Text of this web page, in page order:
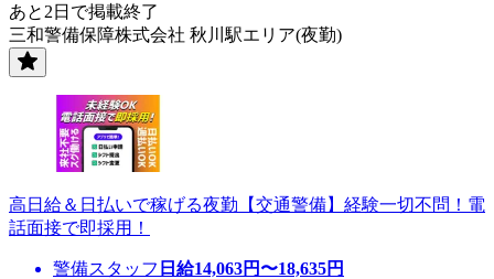
あと2日で掲載終了
三和警備保障株式会社 秋川駅エリア(夜勤)
高日給＆日払いで稼げる夜勤【交通警備】経験一切不問！電
話面接で即採用！
警備スタッフ 日給14,063円〜18,635円